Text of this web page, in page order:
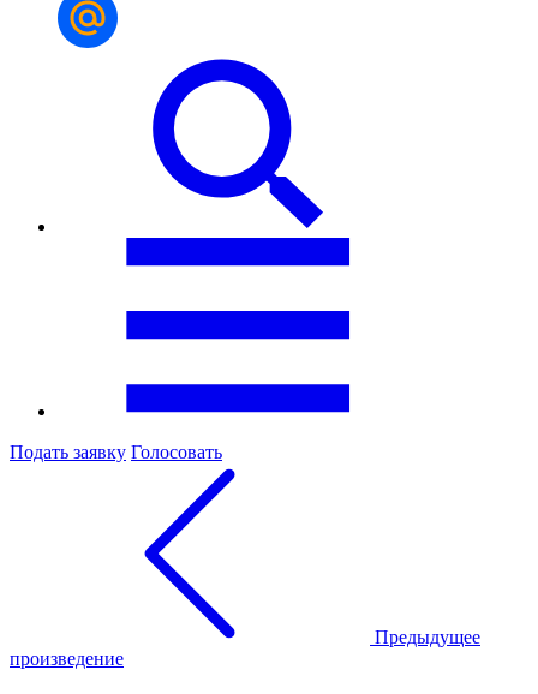
Подать заявку Голосовать
Предыдущее
произведение